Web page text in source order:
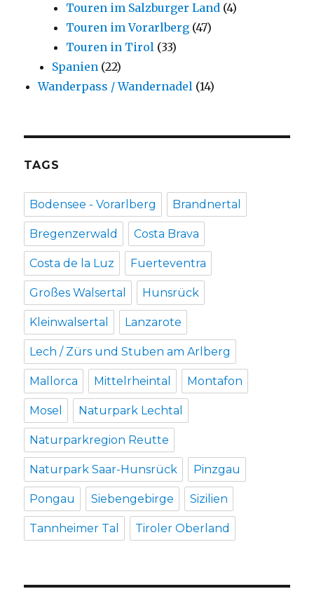
Touren im Salzburger Land (4)
Touren im Vorarlberg (47)
Touren in Tirol (33)
Spanien (22)
Wanderpass / Wandernadel (14)
TAGS
Bodensee - Vorarlberg Brandnertal
Bregenzerwald Costa Brava
Costa de la Luz Fuerteventra
Großes Walsertal Hunsrück
Kleinwalsertal Lanzarote
Lech / Zürs und Stuben am Arlberg
Mallorca Mittelrheintal Montafon
Mosel Naturpark Lechtal
Naturparkregion Reutte
Naturpark Saar-Hunsrück Pinzgau
Pongau Siebengebirge Sizilien
Tannheimer Tal Tiroler Oberland